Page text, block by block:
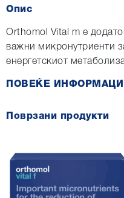
Опис
Orthomol Vital m е
важни микронутриенти
енергетскиот
ПОВЕЌЕ
Поврзани продукти